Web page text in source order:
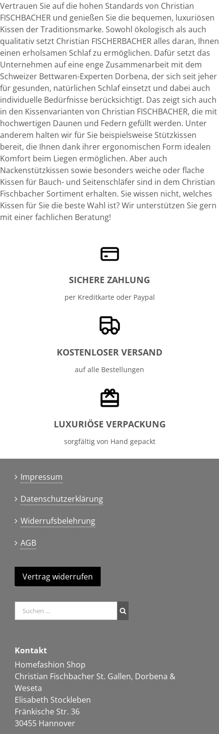
Vertrauen Sie auf die hohen Standards von Christian
FISCHBACHER und genießen Sie die bequemen, luxuriösen
Kissen der Traditionsmarke. Sowohl ökologisch als auch
qualitativ setzt Christian FISCHERBACHER alles daran, Ihnen
einen erholsamen Schlaf zu ermöglichen. Dafür setzt das
Unternehmen auf eine enge Zusammenarbeit mit dem
Schweizer Bettwaren-Experten Dorbena, der sich seit jeher
für gesunden, natürlichen Schlaf einsetzt und dabei auch
individuelle Bedürfnisse berücksichtigt. Das zeigt sich auch
in den Kissenvarianten von Christian FISCHBACHER, die mit
hochwertigen Daunen und Federn gefüllt werden. Unter
anderem halten wir für Sie beispielsweise Stützkissen
bereit, die Ihnen dank ihrer ergonomischen Form idealen
Komfort beim Liegen ermöglichen. Aber auch
Nackenstützkissen sowie besonders weiche oder flache
Kissen für Bauch- und Seitenschläfer sind in dem Christian
Fischbacher Sortiment erhalten. Sie wissen nicht, welches
Kissen für Sie die beste Wahl ist? Wir unterstützen Sie gern
mit einer fachlichen Beratung!
SICHERE ZAHLUNG
per Kreditkarte oder Paypal
KOSTENLOSER VERSAND
auf alle Bestellungen
LUXURIÖSE VERPACKUNG
sorgfältig von Hand gepackt
Impressum
Datenschutzerklärung
Widerrufsbelehrung
AGB
Vertrag widerrufen
Kontakt
Homefashion Shop
Christian Fischbacher St. Gallen, Dorbena &
Weseta
Elisabeth Stockleben
Fränkische Str. 36
30455 Hannover